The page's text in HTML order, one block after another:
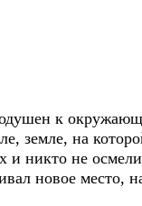
к
земле, на
и никто не
новое место,